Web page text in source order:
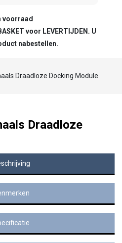
voorraad
voor LEVERTIJDEN. U
nabestellen.
Draadloze Docking Module
Draadloze